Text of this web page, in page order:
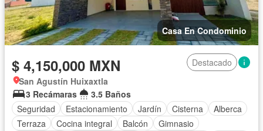
Casa En Condominio
$ 4,150,000 MXN
Destacado
San Agustín Huixaxtla
3 Recámaras
3.5 Baños
Seguridad
Estacionamiento Jardín Cisterna
Alberca
Terraza
Cocina integral Balcón
Gimnasio